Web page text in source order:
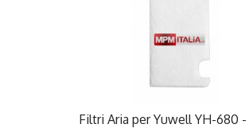
Filtri Aria per Yuwell YH-680 -